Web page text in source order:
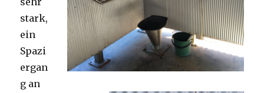
stark,
ein
Spazi
ergan
g an